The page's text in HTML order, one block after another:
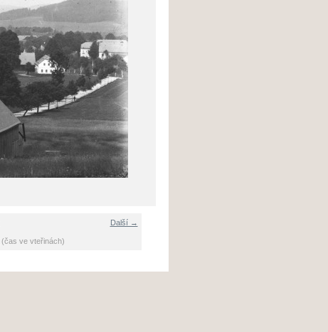
Další →
(čas ve vteřinách)